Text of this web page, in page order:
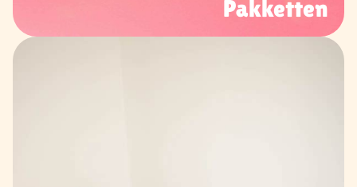
Pakketten